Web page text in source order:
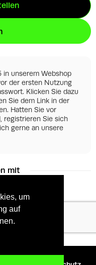
um
auf
in unserem Webshop
der ersten Nutzung
Klicken Sie dazu
Sie dem Link in der
Hatten Sie vor
registrieren Sie sich
gerne an unsere
mit